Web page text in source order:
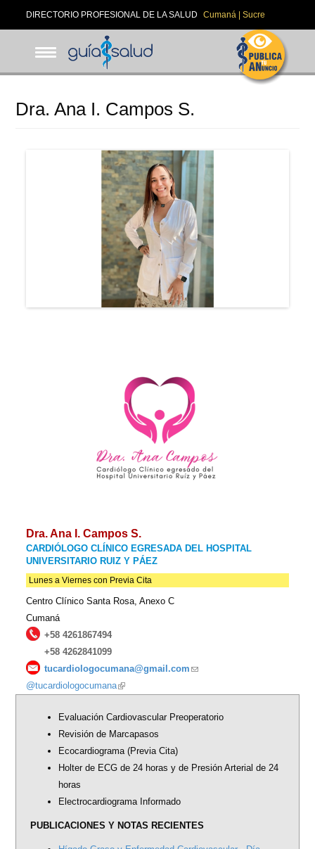
DIRECTORIO PROFESIONAL DE LA SALUD Cumaná | Sucre
Dra. Ana I. Campos S.
Dra. Ana I. Campos S.
CARDIÓLOGO CLÍNICO EGRESADA DEL HOSPITAL
UNIVERSITARIO RUIZ Y PÁEZ
Lunes a Viernes con Previa Cita
Centro Clínico Santa Rosa, Anexo C
Cumaná
+58 4261867494
+58 4262841099
tucardiologocumana@gmail.com (link
mail)
@tucardiologocumana(link
external)
Evaluación Cardiovascular Preoperatorio
Revisión de Marcapasos
Ecocardiograma (Previa Cita)
Holter de ECG de 24 horas y de Presión Arterial de 24
horas
Electrocardiograma Informado
PUBLICACIONES Y NOTAS RECIENTES